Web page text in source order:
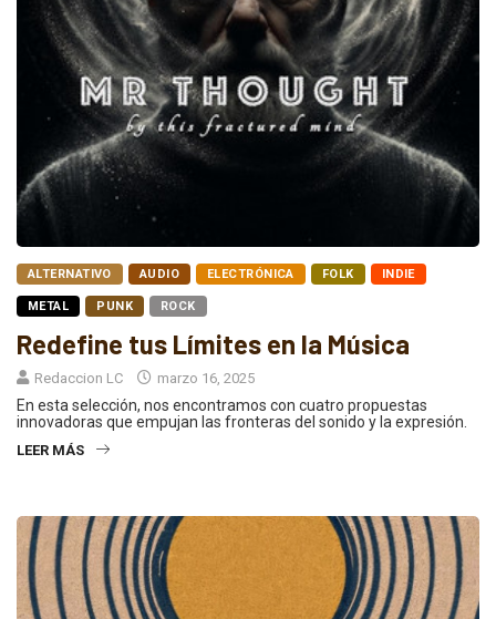
ALTERNATIVO AUDIO ELECTRÓNICA FOLK INDIE
METAL PUNK ROCK
Redefine tus Límites en la Música
Redaccion LC marzo 16, 2025
En esta selección, nos encontramos con cuatro propuestas
innovadoras que empujan las fronteras del sonido y la expresión.
LEER MÁS